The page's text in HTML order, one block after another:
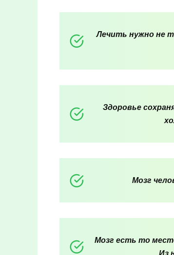
Лечить нужно не
Здоровье
Мозг
Мозг есть то